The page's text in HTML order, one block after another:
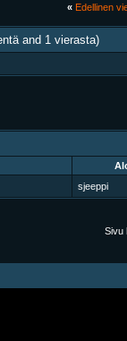
« Edellinen
and 1 vierasta)
sjeeppi
Sivu